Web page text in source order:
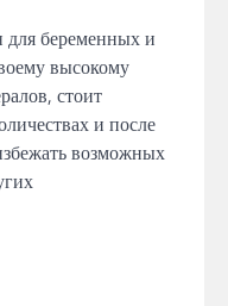
для беременных и
высокому
стоит
и после
возможных